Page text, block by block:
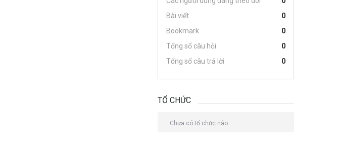
Bài viết
0
Bookmark
0
Tổng số câu hỏi
0
Tổng số câu trả lời
0
TỔ CHỨC
Chưa có tổ chức nào.